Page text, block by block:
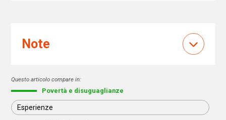
Note
Questo articolo compare in:
Povertà e disuguaglianze
Esperienze